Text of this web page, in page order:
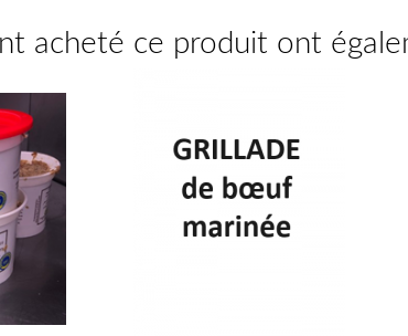
acheté ce produit ont